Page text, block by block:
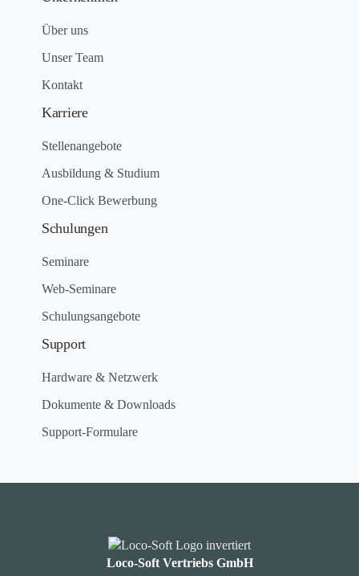
Über uns
Unser Team
Kontakt
Karriere
Stellenangebote
Ausbildung & Studium
One-Click Bewerbung
Schulungen
Seminare
Web-Seminare
Schulungsangebote
Support
Hardware & Netzwerk
Dokumente & Downloads
Support-Formulare
Loco-Soft Vertriebs GmbH